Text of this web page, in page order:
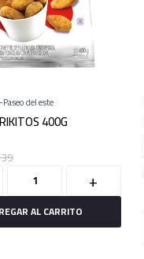
Paseo del este
400G
+